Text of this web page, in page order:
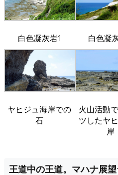
白色凝灰岩1 白色凝
ヤヒジュ海岸での
石
火山活動
ツしたヤ
岸
王道中の王道。マハナ展望